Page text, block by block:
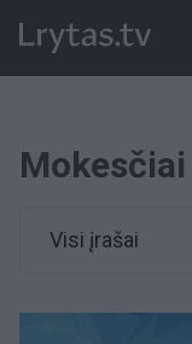
Mokesčiai
Visi įrašai